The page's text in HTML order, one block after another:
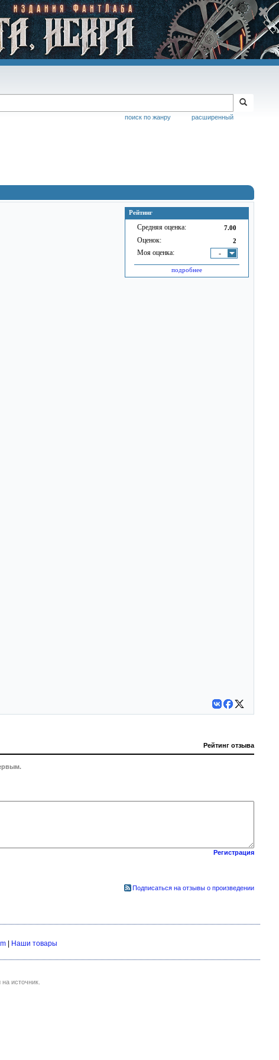
расширенный
поиск по жанру
Рейтинг
Средняя оценка: 7.00
Оценок: 2
Моя оценка: -
подробнее
Рейтинг отзыва
Регистрация
Подписаться на отзывы о произведении
Наши товары
источник.